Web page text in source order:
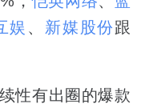
娱 、 新媒股份跟
性有出圈的爆款